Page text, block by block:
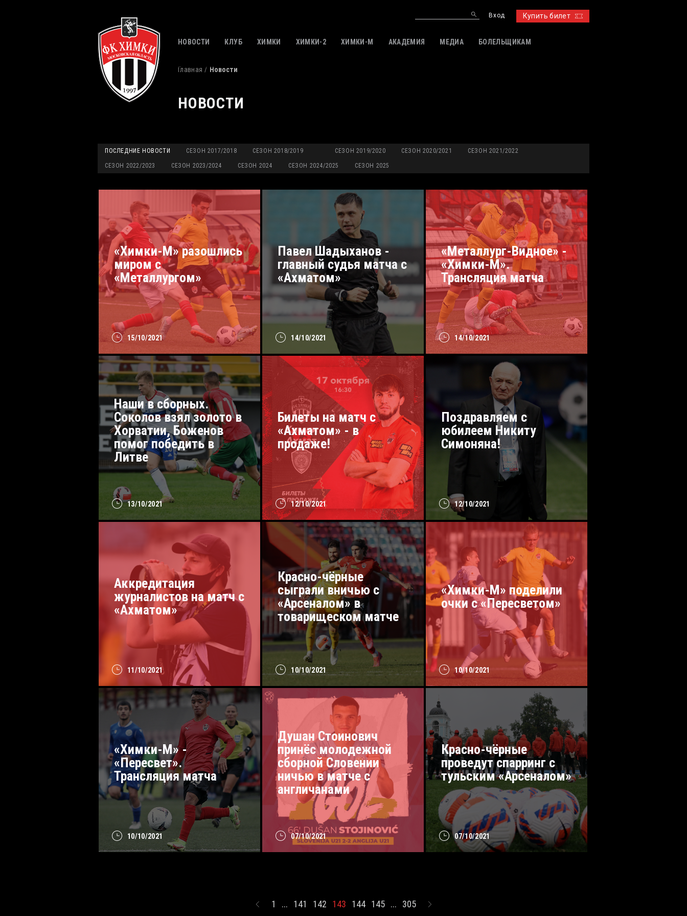
Купить билет
Вход
НОВОСТИ КЛУБ ХИМКИ ХИМКИ-2 ХИМКИ-M АКАДЕМИЯ МЕДИА БОЛЕЛЬЩИКАМ
Главная Новости
НОВОСТИ
ПОСЛЕДНИЕ НОВОСТИ СЕЗОН 2017/2018 СЕЗОН 2018/2019 СЕЗОН 2019/2020 СЕЗОН 2020/2021 СЕЗОН 2021/2022
СЕЗОН 2022/2023 СЕЗОН 2023/2024 СЕЗОН 2024 СЕЗОН 2024/2025 СЕЗОН 2025
15/10/2021
«Химки-М» разошлись
миром с
«Металлургом»
14/10/2021
Павел Шадыханов -
главный судья матча с
«Ахматом»
14/10/2021
«Металлург-Видное» -
«Химки-М».
Трансляция матча
13/10/2021
Наши в сборных.
Соколов взял золото в
Хорватии, Боженов
помог победить в
Литве
12/10/2021
Билеты на матч с
«Ахматом» - в
продаже!
12/10/2021
Поздравляем с
юбилеем Никиту
Симоняна!
11/10/2021
Аккредитация
журналистов на матч с
«Ахматом»
10/10/2021
Красно-чёрные
сыграли вничью с
«Арсеналом» в
товарищеском матче
10/10/2021
«Химки-М» поделили
очки с «Пересветом»
10/10/2021
«Химки-М» -
«Пересвет».
Трансляция матча
07/10/2021
Душан Стоинович
принёс молодежной
сборной Словении
ничью в матче с
англичанами
07/10/2021
Красно-чёрные
проведут спарринг с
тульским «Арсеналом»
1 ... 141 142 143 144 145 ... 305